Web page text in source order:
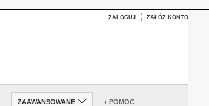
ZALOGUJ ZAŁÓŻ KONTO
ZAAWANSOWANE + POMOC